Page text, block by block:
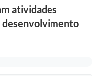
atividades
desenvolvimento